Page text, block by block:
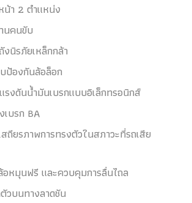
า 2 ตำแหน่ง
นคนขับ
งนิรภัยเหล็กกล้า
ป้องกันล้อล็อก
รงดันน้ำมันเบรกแบบอิเล็กทรอนิกส์
เบรก BA
ถียรภาพการทรงตัวในสภาวะที่รถเสีย
หมุนฟรี และควบคุมการลื่นไถล
วบนทางลาดชัน